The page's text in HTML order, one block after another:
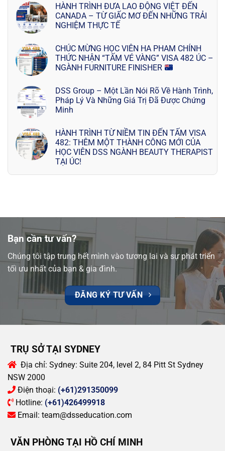
HÀNH TRÌNH ĐƯA LAO ĐỘNG VIỆT ĐẾN
CANADA – TỪ GIẤC MƠ ĐẾN NHỮNG TRẢI
NGHIỆM THỰC TẾ
CHÚC MỪNG HỌC VIÊN HA PHAM CHÍNH
THỨC NHẬN “TẤM VÉ VÀNG” VISA 482 ÚC –
NGÀNH FURNITURE FINISHER
DSS Group – Một Lần Nói Rõ Về Hành Trình,
Pháp Lý Và Những Giá Trị Đã Được Chứng
Minh
HÀNH TRÌNH TỪ NIỀM TIN ĐẾN TẤM VISA
482: THÊM MỘT THÀNH CÔNG MỚI CỦA
HỌC VIÊN DSS NGÀNH BEAUTY THERAPIST
TẠI ÚC!
Bạn cần tư vấn?
Chúng tôi tập trung hết mình vào tương lai và sự phát triển
tối ưu nhất của bạn & gia đình.
ĐĂNG KÝ TƯ VẤN
TRỤ SỞ TẠI SYDNEY
Địa chỉ: Sydney: Suite 204, level 2, 84 Pitt St Sydney
NSW 2000
Điện thoại: (+61)291350099
Hotline: (+61)426499918
Email: team@dsseducation.com
VĂN PHÒNG TẠI HỒ CHÍ MINH